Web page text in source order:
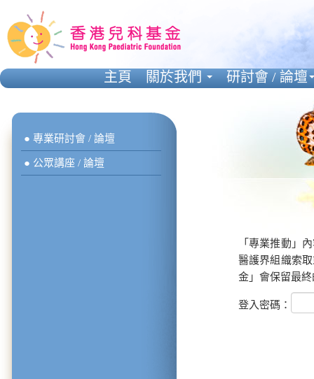
● 專業研討會 / 論壇
● 公眾講座 / 論壇
「專業推動」
醫護界組織索
金」會保留最
登入密碼：
主頁 關於我們 研討會 / 論壇